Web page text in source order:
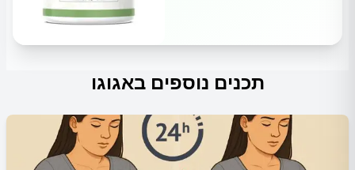
תכנים נוספים באגוגו